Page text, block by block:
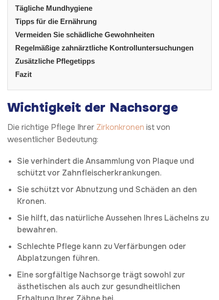
Tägliche Mundhygiene
Tipps für die Ernährung
Vermeiden Sie schädliche Gewohnheiten
Regelmäßige zahnärztliche Kontrolluntersuchungen
Zusätzliche Pflegetipps
Fazit
Wichtigkeit der Nachsorge
Die richtige Pflege Ihrer Zirkonkronen ist von
wesentlicher Bedeutung:
Sie verhindert die Ansammlung von Plaque und
schützt vor Zahnfleischerkrankungen.
Sie schützt vor Abnutzung und Schäden an den
Kronen.
Sie hilft, das natürliche Aussehen Ihres Lächelns zu
bewahren.
Schlechte Pflege kann zu Verfärbungen oder
Abplatzungen führen.
Eine sorgfältige Nachsorge trägt sowohl zur
ästhetischen als auch zur gesundheitlichen